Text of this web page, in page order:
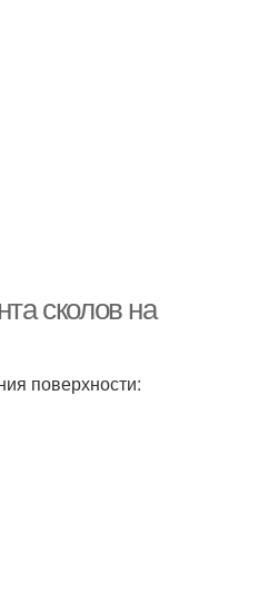
сколов на
поверхности: